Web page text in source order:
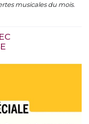
musicales du mois.